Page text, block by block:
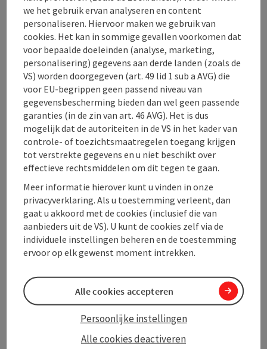
Contact
Openingstijden
Ligging
Geschiktheid
Toegankelijkheid
Meer ontdekken
PDF aanmaken
we het gebruik ervan analyseren en content
personaliseren. Hiervoor maken we gebruik van
cookies. Het kan in sommige gevallen voorkomen dat
voor bepaalde doeleinden (analyse, marketing,
personalisering) gegevens aan derde landen (zoals de
VS) worden doorgegeven (art. 49 lid 1 sub a AVG) die
voor EU-begrippen geen passend niveau van
gegevensbescherming bieden dan wel geen passende
garanties (in de zin van art. 46 AVG). Het is dus
mogelijk dat de autoriteiten in de VS in het kader van
controle- of toezichtsmaatregelen toegang krijgen
tot verstrekte gegevens en u niet beschikt over
effectieve rechtsmiddelen om dit tegen te gaan.
Meer informatie hierover kunt u vinden in onze
privacyverklaring. Als u toestemming verleent, dan
gaat u akkoord met de cookies (inclusief die van
aanbieders uit de VS). U kunt de cookies zelf via de
individuele instellingen beheren en de toestemming
ervoor op elk gewenst moment intrekken.
Alle cookies deactiveren
Persoonlijke instellingen
Alle cookies accepteren